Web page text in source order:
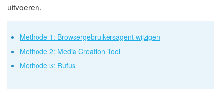
uitvoeren.
Methode 1: Browsergebruikersagent wijzigen
Methode 2: Media Creation Tool
Methode 3: Rufus